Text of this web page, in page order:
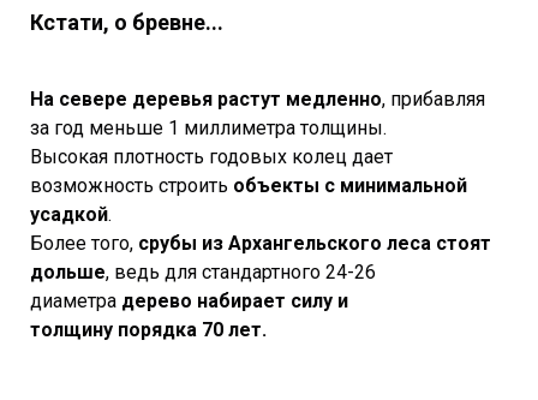
Кстати, о бревне...
На севере деревья растут медленно, прибавляя
за год меньше 1 миллиметра толщины.
Высокая плотность годовых колец дает
возможность строить объекты с минимальной
усадкой.
Более того, срубы из Архангельского леса стоят
дольше, ведь для стандартного 24-26
диаметра дерево набирает силу и
толщину порядка 70 лет.